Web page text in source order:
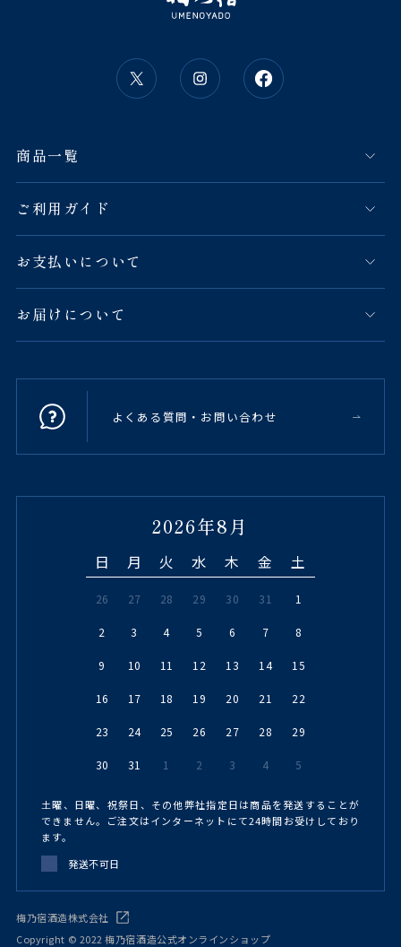
商品一覧
ご利用ガイド
お支払いについて
お届けについて
よくある質問・お問い合わせ
2026年8月
日 月 火 水 木 金 土
26 27 28 29 30 31 1
2 3 4 5 6 7 8
9 10 11 12 13 14 15
16 17 18 19 20 21 22
23 24 25 26 27 28 29
30 31 1 2 3 4 5
土曜、日曜、祝祭日、その他弊社指定日は商品を発送することが
できません。ご注文はインターネットにて24時間お受けしており
ます。
発送不可日
梅乃宿酒造株式会社
Copyright © 2022 梅乃宿酒造公式オンラインショップ